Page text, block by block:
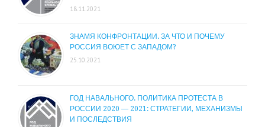
18.11.2021
ЗНАМЯ КОНФРОНТАЦИИ. ЗА ЧТО И ПОЧЕМУ
РОССИЯ ВОЮЕТ С ЗАПАДОМ?
25.10.2021
ГОД НАВАЛЬНОГО. ПОЛИТИКА ПРОТЕСТА В
РОССИИ 2020 — 2021: СТРАТЕГИИ, МЕХАНИЗМЫ
И ПОСЛЕДСТВИЯ